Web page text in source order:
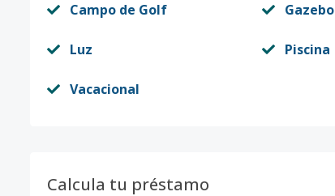
Campo de Golf Gazebo
Luz Piscina
Vacacional
Calcula tu préstamo